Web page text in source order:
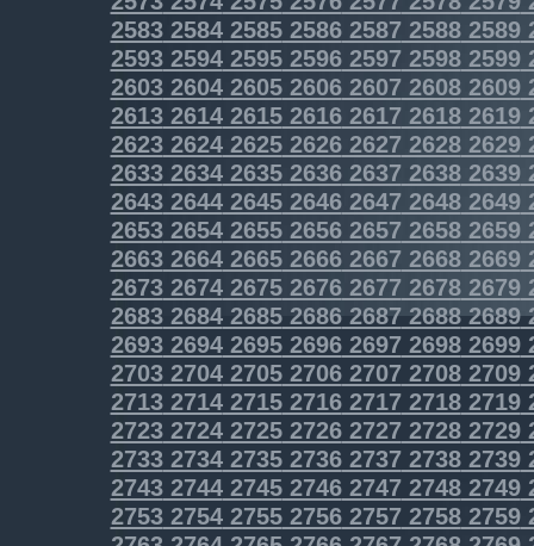
25832584258525862587 25882589
2593259425952596259725982599
2603260426052606260726082609
26132614261526162617 26182619
26232624262526262627 26282629
26332634263526362637 26382639
26432644264526462647 26482649
26532654265526562657 26582659
26632664266526662667 26682669
26732674267526762677 26782679
2683268426852686268726882689
2693269426952696269726982699
2703270427052706270727082709
2713271427152716271727182719
2723272427252726272727282729
2733273427352736273727382739
2743274427452746274727482749
2753275427552756275727582759